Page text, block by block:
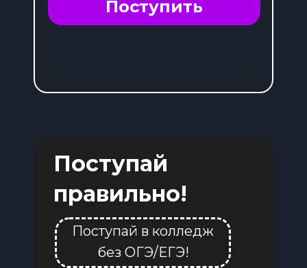
Поступить
Поступай
правильно!
Поступай в колледж
без ОГЭ/ЕГЭ!